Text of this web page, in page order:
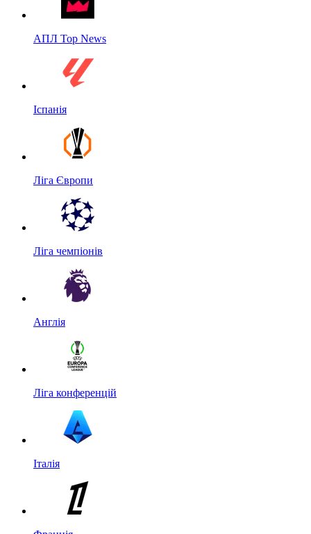
АПЛ Top News
Іспанія
Ліга Європи
Ліга чемпіонів
Англія
Ліга конференцій
Італія